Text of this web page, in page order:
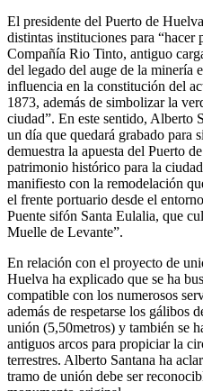
El presidente del Puerto de
distintas instituciones para
Compañía Rio Tinto, antiguo
del legado del auge de la minería
influencia en la constitución del
1873, además de simbolizar la
ciudad”. En este sentido, Alberto
un día que quedará grabado para
demuestra la apuesta del Puerto
patrimonio histórico para la
manifiesto con la remodelación
el frente portuario desde el
Puente sifón Santa Eulalia, que
Muelle de Levante”.
En relación con el proyecto de
Huelva ha explicado que se ha
compatible con los numerosos
además de respetarse los gálibos
unión (5,50metros) y también se
antiguos arcos para propiciar la
terrestres. Alberto Santana ha
tramo de unión debe ser